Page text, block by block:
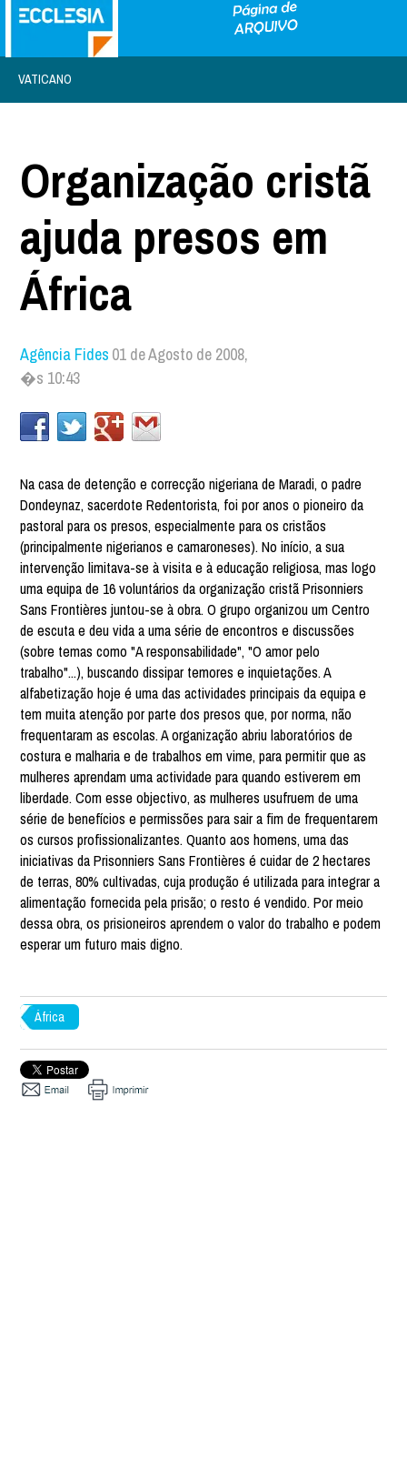
VATICANO
Organização cristã
ajuda presos em
África
Agência Fides 01 de Agosto de 2008,
�s 10:43
Na casa de detenção e correcção nigeriana de Maradi, o padre
Dondeynaz, sacerdote Redentorista, foi por anos o pioneiro da
pastoral para os presos, especialmente para os cristãos
(principalmente nigerianos e camaroneses). No início, a sua
intervenção limitava-se à visita e à educação religiosa, mas logo
uma equipa de 16 voluntários da organização cristã Prisonniers
Sans Frontières juntou-se à obra. O grupo organizou um Centro
de escuta e deu vida a uma série de encontros e discussões
(sobre temas como "A responsabilidade", "O amor pelo
trabalho"...), buscando dissipar temores e inquietações. A
alfabetização hoje é uma das actividades principais da equipa e
tem muita atenção por parte dos presos que, por norma, não
frequentaram as escolas. A organização abriu laboratórios de
costura e malharia e de trabalhos em vime, para permitir que as
mulheres aprendam uma actividade para quando estiverem em
liberdade. Com esse objectivo, as mulheres usufruem de uma
série de benefícios e permissões para sair a fim de frequentarem
os cursos profissionalizantes. Quanto aos homens, uma das
iniciativas da Prisonniers Sans Frontières é cuidar de 2 hectares
de terras, 80% cultivadas, cuja produção é utilizada para integrar a
alimentação fornecida pela prisão; o resto é vendido. Por meio
dessa obra, os prisioneiros aprendem o valor do trabalho e podem
esperar um futuro mais digno.
África